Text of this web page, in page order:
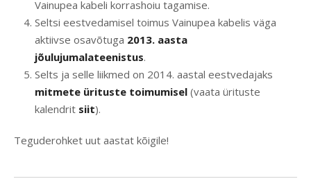
Vainupea kabeli korrashoiu tagamise.
Seltsi eestvedamisel toimus Vainupea kabelis väga
aktiivse osavõtuga 2013. aasta
jõulujumalateenistus.
Selts ja selle liikmed on 2014. aastal eestvedajaks
mitmete ürituste toimumisel (vaata ürituste
kalendrit siit).
Teguderohket uut aastat kõigile!